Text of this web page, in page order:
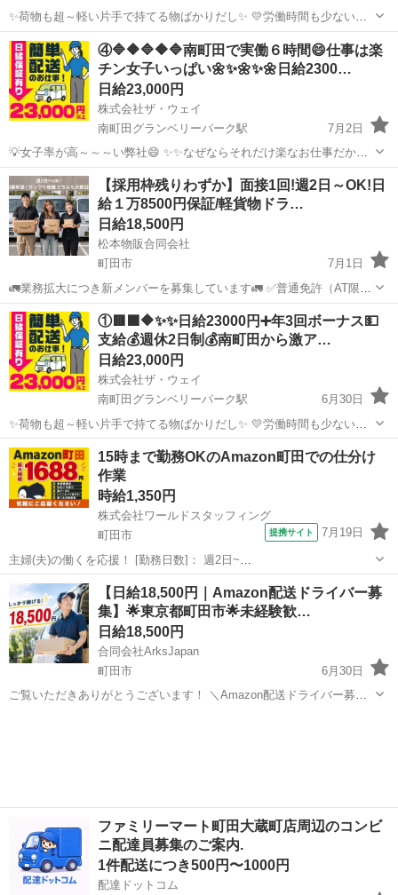
✨荷物も超～軽い片手で持てる物ばかりだし✨ 💛労働時間も少ないの
で女子も沢山働いてます💛 ✨✨まずは拠店に営業車で直行直帰❗️ 実働６
時間の仕事ってこんな感じですよ😄 まずはAM8時くらいに町田の倉
庫...
東京 町田市 町田駅 配送 ギグワーク
④🔷🔶🔷🔶🔷南町田で実働６時間😄仕事は楽
チン女子いっぱい🌼✨🌼✨🌼日給2300…
日給23,000円
株式会社ザ・ウェイ
南町田グランベリーパーク駅
7月2日
💡女子率が高～～～い弊社😄 ✨✨なぜならそれだけ楽なお仕事だから
(^^♪ 💛💛女子でも楽勝で出来ちゃうお仕事💛💛 実働６時間の仕事って
こんな感じですよ😄 午前中に３時間配送・・・ ゆっくりお...
東京 町田市 南町田グランベリーパーク駅 配送
ギグワーク
【採用枠残りわずか】面接1回!週2日～OK!日
給１万8500円保証/軽貨物ドラ…
日給18,500円
松本物販合同会社
町田市
7月1日
🚛業務拡大につき新メンバーを募集しています🚛 ✅普通免許（AT限定
可）があればOK ✅未経験大歓迎 ✅学歴・職歴不問 ✅週2日～勤務
OK、副業OK ✅日給１万8500円保証 ✅置き配メイン ✅20代～50代...
東京 町田市 配送 置き配
①🟥🟩🔶✨✨日給23000円➕年3回ボーナス💵
支給💰週休2日制💰南町田から激ア…
日給23,000円
株式会社ザ・ウェイ
南町田グランベリーパーク駅
6月30日
✨荷物も超～軽い片手で持てる物ばかりだし✨ 💛労働時間も少ないの
で女子も沢山働いてます💛 ✨✨まずは拠店に営業車で直行直帰❗️ 実働６
時間の仕事ってこんな感じですよ😄 まずはAM8時くらいに町田の倉
庫...
東京 町田市 南町田グランベリーパーク駅 配送
ギグワーク
15時まで勤務OKのAmazon町田での仕分け
作業
時給1,350円
株式会社ワールドスタッフィング
町田市
提携サイト 7月19日
主婦(夫)の働くを応援！ [勤務日数]： 週2日~
08:00~15:00/08:00~18:00/22:00~07:00/22:00~08:00 月/火/水/木/金/土/
日 などから選べます [勤務地・最寄駅]： 東京...
東京 町田市 配送
【日給18,500円｜Amazon配送ドライバー募
集】🌟東京都町田市🌟未経験歓…
日給18,500円
合同会社ArksJapan
町田市
6月30日
ご覧いただきありがとうございます！ ＼Amazon配送ドライバー募集
ファミリーマート町田大蔵町店周辺のコンビ
ニ配達員募集のご案内.
1件配送につき500円〜1000円
配達ドットコム